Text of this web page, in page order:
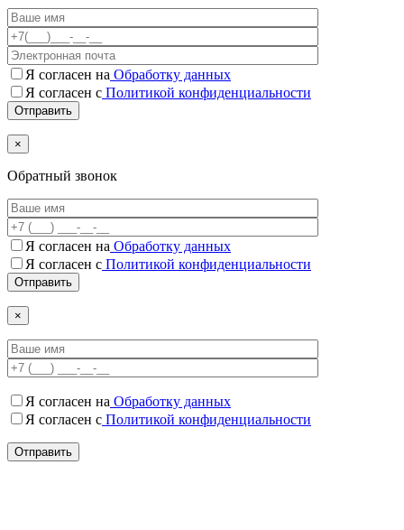
Я согласен на Обработку данных
Я согласен с Политикой конфиденциальности
×
Обратный звонок
Я согласен на Обработку данных
Я согласен c Политикой конфиденциальности
×
Я согласен на Обработку данных
Я согласен c Политикой конфиденциальности